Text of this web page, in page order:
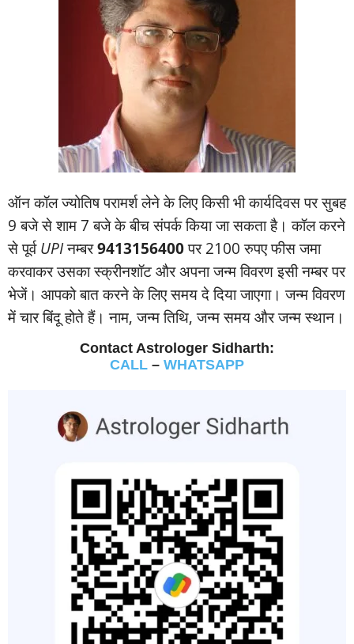
ऑन कॉल ज्‍योतिष परामर्श लेने के लिए किसी भी कार्यदिवस पर सुबह
9 बजे से शाम 7 बजे के बीच संपर्क किया जा सकता है। कॉल करने
से पूर्वUPIनम्‍बर9413156400पर 2100 रुपए फीस जमा
करवाकर उसका स्‍क्रीनशॉट और अपना जन्‍म विवरण इसी नम्‍बर पर
भेजें। आपको बात करने के लिए समय दे दिया जाएगा। जन्‍म विवरण
में चार बिंदू होते हैं। नाम, जन्‍म तिथि, जन्‍म समय और जन्‍म स्‍थान।
Contact Astrologer Sidharth:
CALL – WHATSAPP